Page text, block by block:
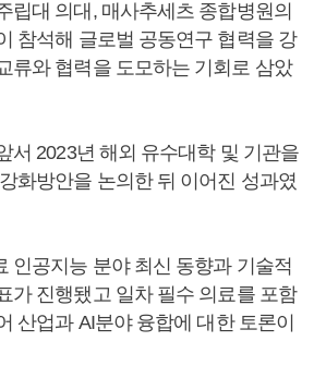
립대 의대, 매사추세츠 종합병원의
참석해 글로벌 공동연구 협력을 강
류와 협력을 도모하는 기회로 삼았
서 2023년 해외 유수대학 및 기관을
화방안을 논의한 뒤 이어진 성과였
인공지능 분야 최신 동향과 기술적
가 진행됐고 일차 필수 의료를 포함
산업과 AI분야 융합에 대한 토론이